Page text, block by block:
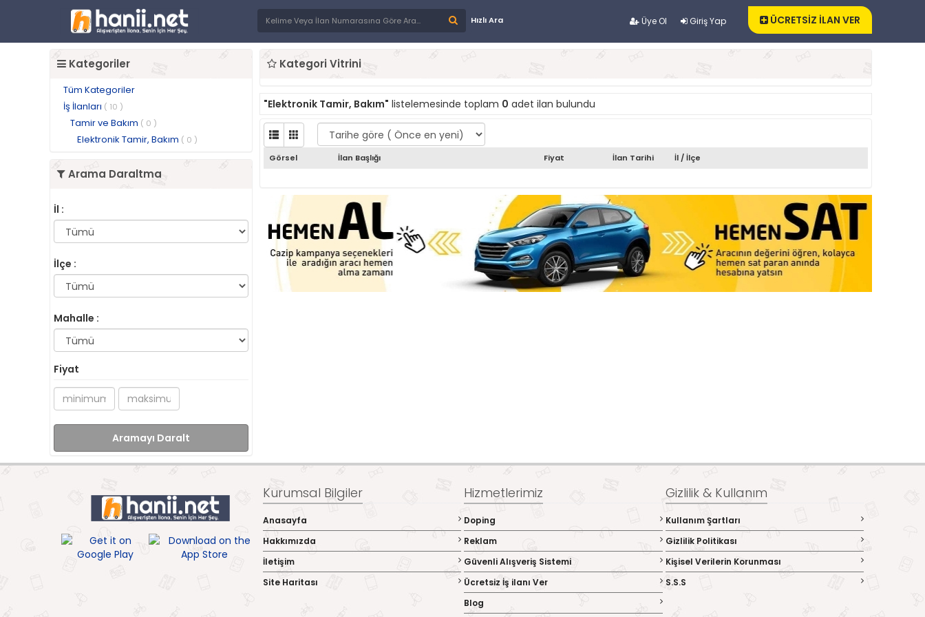
Üye Ol Giriş Yap
Hızlı Ara ÜCRETSİZ İLAN VER
Kategoriler
Tüm Kategoriler
İş İlanları ( 10 )
Tamir ve Bakım ( 0 )
Elektronik Tamir, Bakım ( 0 )
Arama Daraltma
İl :
İlçe :
Mahalle :
Fiyat
Aramayı Daralt
Kategori Vitrini
"Elektronik Tamir, Bakım" listelemesinde toplam 0 adet ilan bulundu
Görsel İlan Başlığı Fiyat İlan Tarihi İl / İlçe
Kurumsal Bilgiler
Anasayfa
Hakkımızda
İletişim
Site Haritası
Hizmetlerimiz
Doping
Reklam
Güvenli Alışveriş Sistemi
Ücretsiz İş ilanı Ver
Blog
Gizlilik & Kullanım
Kullanım Şartları
Gizlilik Politikası
Kişisel Verilerin Korunması
S.S.S